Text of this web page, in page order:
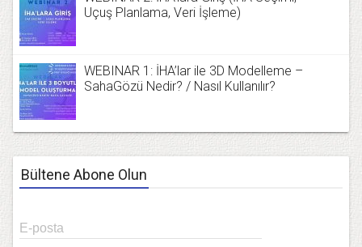
Uçuş Planlama, Veri İşleme)
WEBINAR 1: İHA’lar ile 3D Modelleme –
SahaGözü Nedir? / Nasıl Kullanılır?
Bültene Abone Olun
E-posta